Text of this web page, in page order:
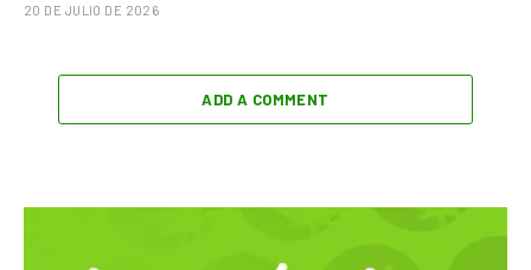
20 DE JULIO DE 2026
ADD A COMMENT